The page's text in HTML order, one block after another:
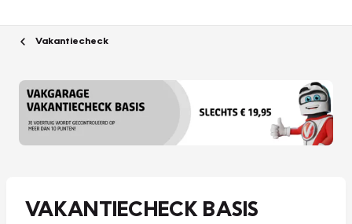
Vakantiecheck
VAKANTIECHECK BASIS